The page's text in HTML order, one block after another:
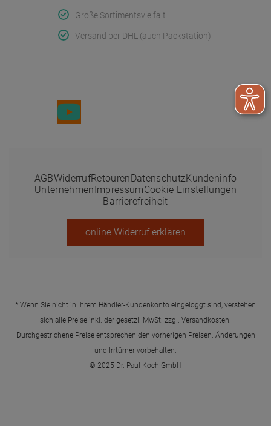
Große Sortimentsvielfalt
Versand per DHL (auch Packstation)
AGBWiderrufRetourenDatenschutzKundeninfo
UnternehmenImpressumCookie Einstellungen
Barrierefreiheit
online Widerruf erklären
* Wenn Sie nicht in Ihrem Händler-Kundenkonto eingeloggt sind, verstehen
sich alle Preise inkl. der gesetzl. MwSt. zzgl. Versandkosten
Durchgestrichene Preise entsprechen den vorherigen Preisen. Änderungen
und Irrtümer vorbehalten.
© 2025 Dr. Paul Koch GmbH